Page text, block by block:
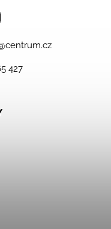
centrum.cz
427